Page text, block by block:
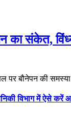
का संकेत,
पर बौनेपन की
विभाग में ऐसे करें